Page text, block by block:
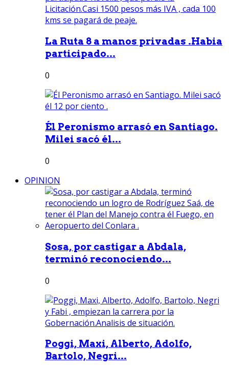
La Ruta 8 a manos privadas .Habia
participado...
0
Él Peronismo arrasó en Santiago.
Milei sacó él...
0
OPINION
Sosa, por castigar a Abdala,
terminó reconociendo...
0
Poggi, Maxi, Alberto, Adolfo,
Bartolo, Negri...